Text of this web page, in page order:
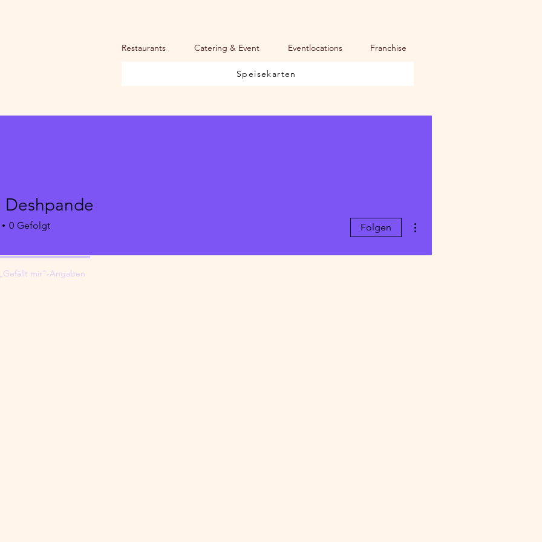
Restaurants Catering & Event Eventlocations Franchise
Speisekarten
Deshpande
0 Gefolgt Folgen
mir"-Angaben